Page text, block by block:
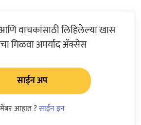
वाचकांसाठी लिहिलेल्या खास
मिळवा अमर्याद ॲक्सेस
साईन अप
मेंबर आहात ?साईन इन